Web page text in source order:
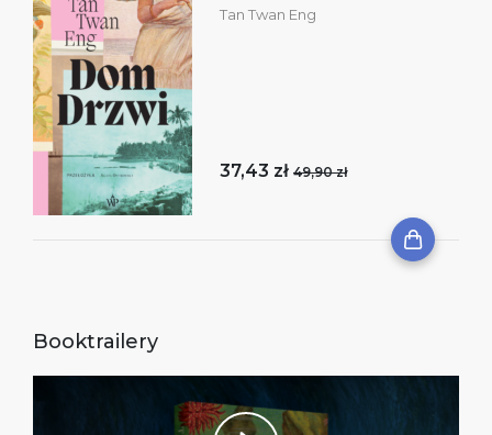
Tan Twan Eng
37,43 zł 49,90 zł
Booktrailery